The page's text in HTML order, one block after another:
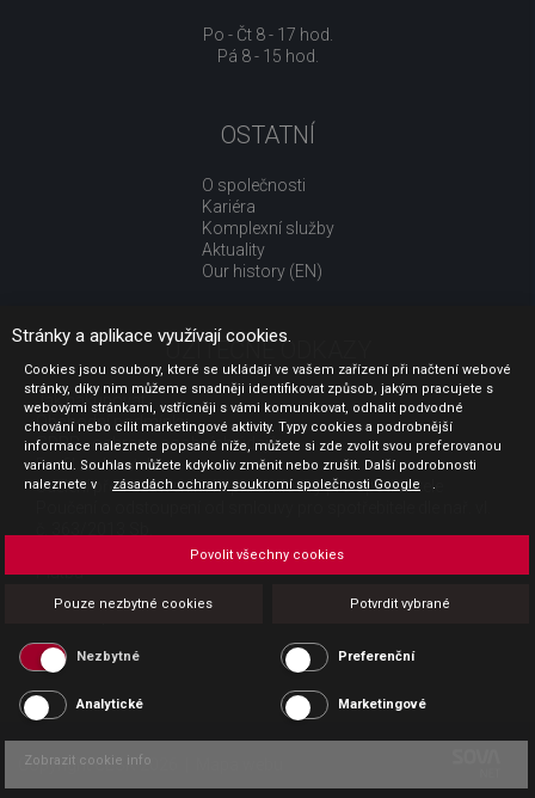
Po - Čt 8 - 17 hod.
Pá 8 - 15 hod.
OSTATNÍ
O společnosti
Kariéra
Komplexní služby
Aktuality
Our history (EN)
UŽITEČNÉ ODKAZY
Jak nakupovat
Obchodní podmínky
GDPR - ochrana osobních údajů
Profil zadavatele
Sdělení před uzavřením kupní smlouvy pro spotřebitele
Platba
Povinná publicita
Copyright CESK 2026 |
Stránky a aplikace využívají cookies.
Cookies jsou soubory, které se ukládají ve vašem zařízení při načtení webové
stránky, díky nim můžeme snadněji identifikovat způsob, jakým pracujete s
webovými stránkami, vstřícněji s vámi komunikovat, odhalit podvodné
chování nebo cílit marketingové aktivity. Typy cookies a podrobnější
informace naleznete popsané níže, můžete si zde zvolit svou preferovanou
variantu. Souhlas můžete kdykoliv změnit nebo zrušit. Další podrobnosti
naleznete v
zásadách ochrany soukromí společnosti Google .
Pouze nezbytné cookies Potvrdit vybrané
Povolit všechny cookies
Nezbytné Preferenční
Analytické Marketingové
Zobrazit cookie info